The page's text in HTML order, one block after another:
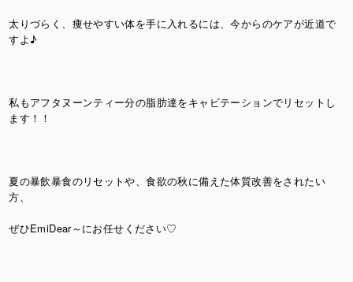
太りづらく、痩せやすい体を手に入れるには、今からのケアが近道で
すよ♪
私もアフタヌーンティー分の脂肪達をキャビテーションでリセットし
ます！！
夏の暴飲暴食のリセットや、食欲の秋に備えた体質改善をされたい
方、
ぜひEmiDear～にお任せください♡